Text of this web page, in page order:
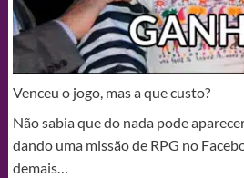
Venceu o jogo, mas a que custo?
Não sabia que do nada pode
dando uma missão de RPG no
demais…